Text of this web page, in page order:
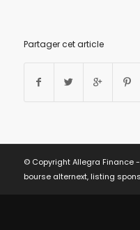
Partager cet article
© Copyright Allegra Finance
bourse alternext, listing